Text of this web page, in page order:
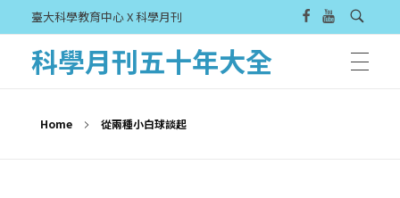
臺大科學教育中心 X 科學月刊
科學月刊五十年大全
Home 從兩種小白球談起